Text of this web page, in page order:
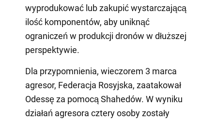
wyprodukować lub zakupić wystarczającą
ilość komponentów, aby uniknąć
ograniczeń w produkcji dronów w dłuższej
perspektywie.
Dla przypomnienia, wieczorem 3 marca
agresor, Federacja Rosyjska, zaatakował
Odessę za pomocą Shahedów. W wyniku
działań agresora cztery osoby zostały